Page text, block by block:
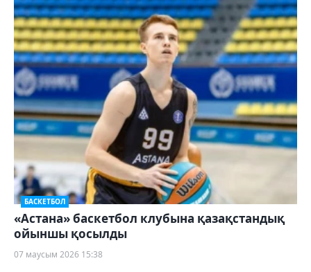
БАСКЕТБОЛ
«Астана» баскетбол клубына қазақстандық
ойыншы қосылды
07 маусым 2026 15:38